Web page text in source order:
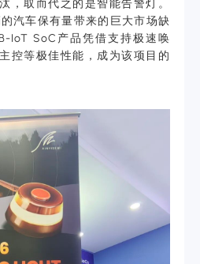
，取而代之的是智能告警灯。
汽车保有量带来的巨大市场缺
IoT SoC产品凭借支持极速唤
控等极佳性能，成为该项目的